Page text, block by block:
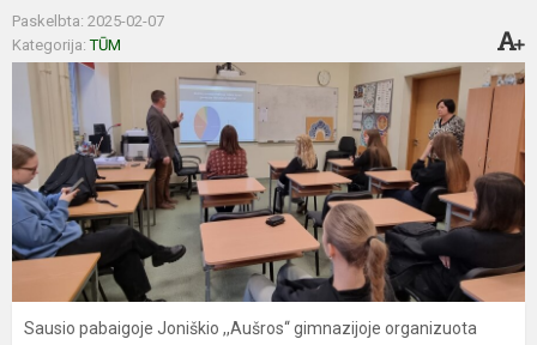
Paskelbta: 2025-02-07
Kategorija:TŪM
Sausio pabaigoje Joniškio ,,Aušros‘‘ gimnazijoje organizuota